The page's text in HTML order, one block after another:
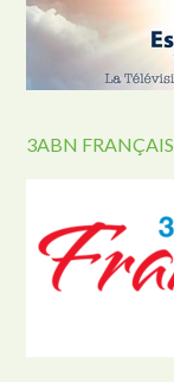
3ABN